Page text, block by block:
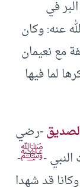
في
عنه: وكان
مع نعيمان
لما فيها
-رضي
-ﷺ-
قد شهدا